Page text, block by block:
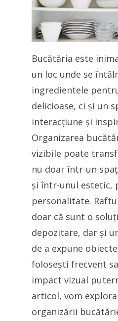
Bucătăria este
un loc unde se
ingredientele
delicioase, ci și un
interacțiune și
Organizarea
vizibile poate
nu doar într-un
și într-unul estetic,
personalitate.
doar că sunt o
depozitare, dar și
de a expune
folosești frecvent
impact vizual
articol, vom
organizării